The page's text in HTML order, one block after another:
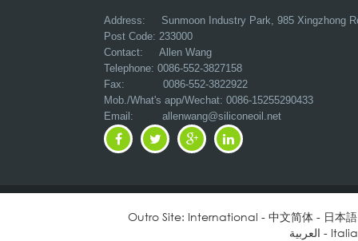
Address: Sunmoon Industry Park, 985 Xingzhong
Post Code: 233000
Contact: Allen Wang
Telephone: 0086-552-3827158
Fax: 0086-552-3822922
Mob./What's app/Wechat: 0086-15255290433
Email: allenwang@siliconeoil.net
Outro Site: International - 中文简体- 日本語
العربية -